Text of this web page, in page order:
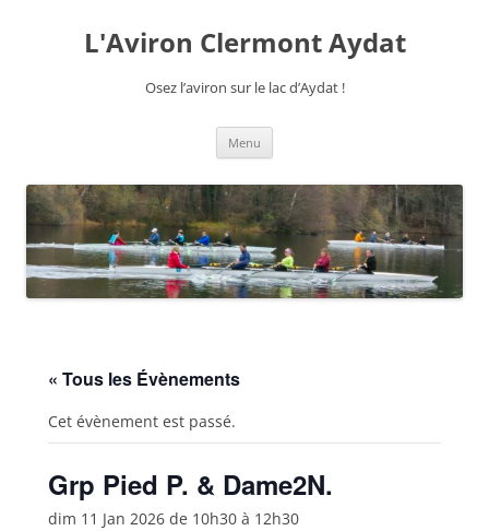
L'Aviron Clermont Aydat
Osez l’aviron sur le lac d’Aydat !
Menu
« Tous les Évènements
Cet évènement est passé.
Grp Pied P. & Dame2N.
dim 11 Jan 2026 de 10h30 à 12h30